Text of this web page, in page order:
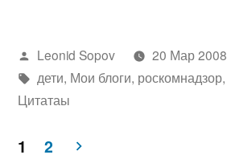
Написано
автором
Leonid Sopov 20 Мар 2008
Метки:
дети, Мои блоги, роскомнадзор,
Цитатаы
1 2